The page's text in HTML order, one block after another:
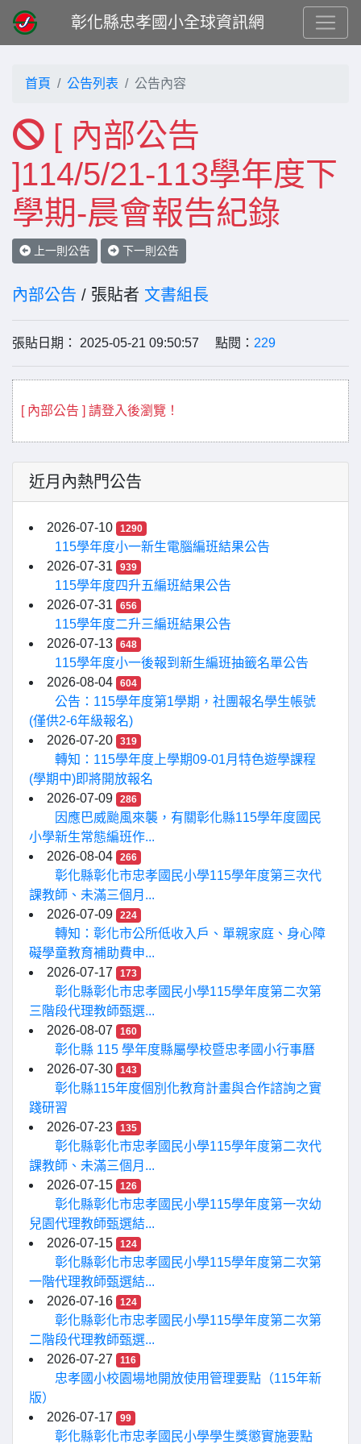
彰化縣忠孝國小全球資訊網
首頁 公告列表 公告內容
[ 內部公告
]114/5/21-113學年度下
學期-晨會報告紀錄
上一則公告 下一則公告
內部公告 / 張貼者 文書組長
張貼日期： 2025-05-21 09:50:57 點閱： 229
[ 內部公告 ] 請登入後瀏覽！
近月內熱門公告
2026-07-10 1290
115學年度小一新生電腦編班結果公告
2026-07-31
939
115學年度四升五編班結果公告
2026-07-31
656
115學年度二升三編班結果公告
2026-07-13
648
115學年度小一後報到新生編班抽籤名單公告
2026-08-04
604
公告：115學年度第1學期，社團報名學生帳號
(僅供2-6年級報名)
2026-07-20
319
轉知：115學年度上學期09-01月特色遊學課程
(學期中)即將開放報名
2026-07-09
286
因應巴威颱風來襲，有關彰化縣115學年度國民
小學新生常態編班作...
2026-08-04
266
彰化縣彰化市忠孝國民小學115學年度第三次代
課教師、未滿三個月...
2026-07-09
224
轉知：彰化市公所低收入戶、單親家庭、身心障
礙學童教育補助費申...
2026-07-17
173
彰化縣彰化市忠孝國民小學115學年度第二次第
三階段代理教師甄選...
2026-08-07
160
彰化縣 115 學年度縣屬學校暨忠孝國小行事曆
2026-07-30
143
彰化縣115年度個別化教育計畫與合作諮詢之實
踐研習
2026-07-23
135
彰化縣彰化市忠孝國民小學115學年度第二次代
課教師、未滿三個月...
2026-07-15
126
彰化縣彰化市忠孝國民小學115學年度第一次幼
兒園代理教師甄選結...
2026-07-15
124
彰化縣彰化市忠孝國民小學115學年度第二次第
一階代理教師甄選結...
2026-07-16
124
彰化縣彰化市忠孝國民小學115學年度第二次第
二階段代理教師甄選...
2026-07-27
116
忠孝國小校園場地開放使用管理要點（115年新
版）
2026-07-17
99
彰化縣彰化市忠孝國民小學學生獎懲實施要點